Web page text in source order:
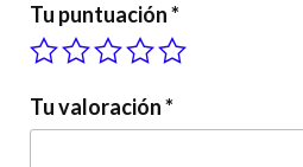
Tu puntuación*
Tu valoración*